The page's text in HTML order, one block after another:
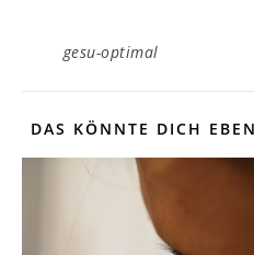
gesu-optimal
DAS KÖNNTE DICH